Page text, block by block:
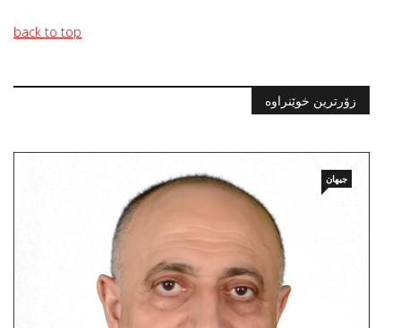
back to top
زۆرترین خوێنراوە
جیهان